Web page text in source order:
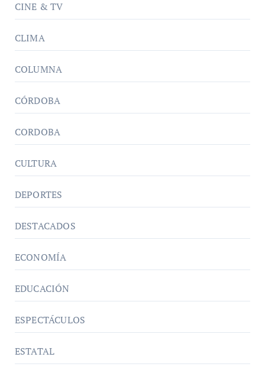
CINE & TV
CLIMA
COLUMNA
CÓRDOBA
CORDOBA
CULTURA
DEPORTES
DESTACADOS
ECONOMÍA
EDUCACIÓN
ESPECTÁCULOS
ESTATAL